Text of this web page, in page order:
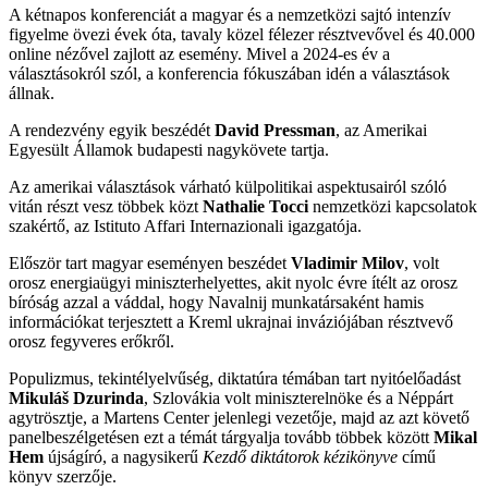
A kétnapos konferenciát a magyar és a nemzetközi sajtó intenzív
figyelme övezi évek óta, tavaly közel félezer résztvevővel és 40.000
online nézővel zajlott az esemény. Mivel a 2024-es év a
választásokról szól, a konferencia fókuszában idén a választások
állnak.
A rendezvény egyik beszédét David Pressman, az Amerikai
Egyesült Államok budapesti nagykövete tartja.
Az amerikai választások várható külpolitikai aspektusairól szóló
vitán részt vesz többek közt Nathalie Tocci nemzetközi kapcsolatok
szakértő, az Istituto Affari Internazionali igazgatója.
Először tart magyar eseményen beszédet Vladimir Milov, volt
orosz energiaügyi miniszterhelyettes, akit nyolc évre ítélt az orosz
bíróság azzal a váddal, hogy Navalnij munkatársaként hamis
információkat terjesztett a Kreml ukrajnai inváziójában résztvevő
orosz fegyveres erőkről.
Populizmus, tekintélyelvűség, diktatúra témában tart nyitóelőadást
Mikuláš Dzurinda, Szlovákia volt miniszterelnöke és a Néppárt
agytrösztje, a Martens Center jelenlegi vezetője, majd az azt követő
panelbeszélgetésen ezt a témát tárgyalja tovább többek között Mikal
Hem újságíró, a nagysikerű Kezdő diktátorok kézikönyve című
könyv szerzője.